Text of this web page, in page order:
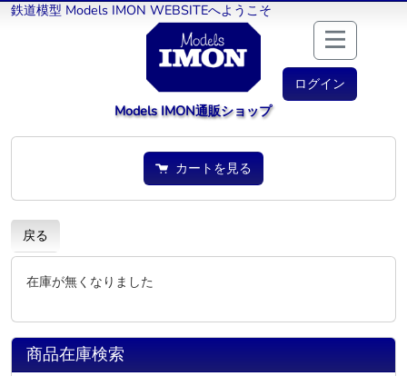
鉄道模型 Models IMON WEBSITEへようこそ
ログイン
Models IMON通販ショップ
カートを見る
戻る
在庫が無くなりました
商品在庫検索